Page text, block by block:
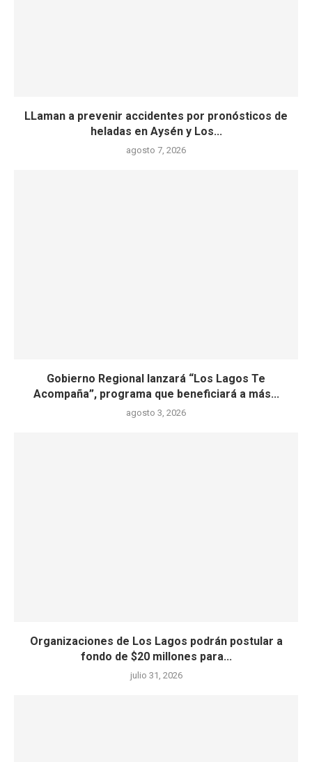
LLaman a prevenir accidentes por pronósticos de
heladas en Aysén y Los...
agosto 7, 2026
Gobierno Regional lanzará “Los Lagos Te
Acompaña”, programa que beneficiará a más...
agosto 3, 2026
Organizaciones de Los Lagos podrán postular a
fondo de $20 millones para...
julio 31, 2026